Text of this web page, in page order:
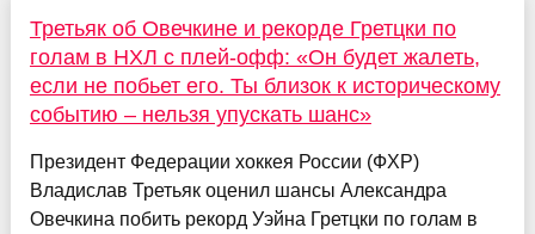
Третьяк об Овечкине и рекорде Гретцки по
голам в НХЛ с плей-офф: «Он будет жалеть,
если не побьет его. Ты близок к историческому
событию – нельзя упускать шанс»
Президент Федерации хоккея России (ФХР)
Владислав Третьяк оценил шансы Александра
Овечкина побить рекорд Уэйна Гретцки по голам в